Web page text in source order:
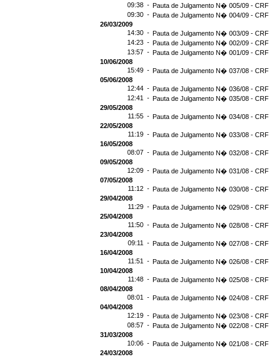
09:38 - Pauta de Julgamento N� 005/09 - CRF
09:30 - Pauta de Julgamento N� 004/09 - CRF
26/03/2009
14:30 - Pauta de Julgamento N� 003/09 - CRF
14:23 - Pauta de Julgamento N� 002/09 - CRF
13:57 - Pauta de Julgamento N� 001/09 - CRF
10/06/2008
15:49 - Pauta de Julgamento N� 037/08 - CRF
05/06/2008
12:44 - Pauta de Julgamento N� 036/08 - CRF
12:41 - Pauta de Julgamento N� 035/08 - CRF
29/05/2008
11:55 - Pauta de Julgamento N� 034/08 - CRF
22/05/2008
11:19 - Pauta de Julgamento N� 033/08 - CRF
16/05/2008
08:07 - Pauta de Julgamento N� 032/08 - CRF
09/05/2008
12:09 - Pauta de Julgamento N� 031/08 - CRF
07/05/2008
11:12 - Pauta de Julgamento N� 030/08 - CRF
29/04/2008
11:29 - Pauta de Julgamento N� 029/08 - CRF
25/04/2008
11:50 - Pauta de Julgamento N� 028/08 - CRF
23/04/2008
09:11 - Pauta de Julgamento N� 027/08 - CRF
16/04/2008
11:51 - Pauta de Julgamento N� 026/08 - CRF
10/04/2008
11:48 - Pauta de Julgamento N� 025/08 - CRF
08/04/2008
08:01 - Pauta de Julgamento N� 024/08 - CRF
04/04/2008
12:19 - Pauta de Julgamento N� 023/08 - CRF
08:57 - Pauta de Julgamento N� 022/08 - CRF
31/03/2008
10:06 - Pauta de Julgamento N� 021/08 - CRF
24/03/2008